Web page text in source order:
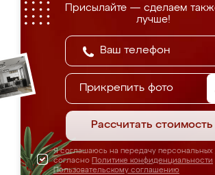
Присылайте — сделаем
лучше!
Прикрепить фото
Рассчитать стоимость
Я соглашаюсь на передачу персональных
согласно Политике конфиденциальности
Пользовательскому соглашению